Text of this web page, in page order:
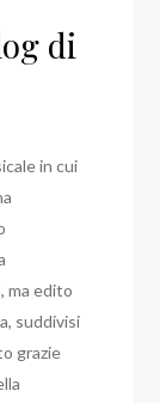
di
in cui
ma edito
suddivisi
grazie